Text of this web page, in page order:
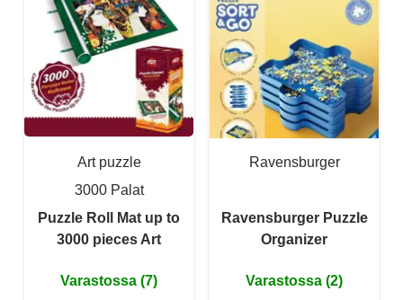
Art puzzle
3000 Palat
Puzzle Roll Mat up to
3000 pieces Art
Varastossa (7)
Ravensburger
Ravensburger Puzzle
Organizer
Varastossa (2)